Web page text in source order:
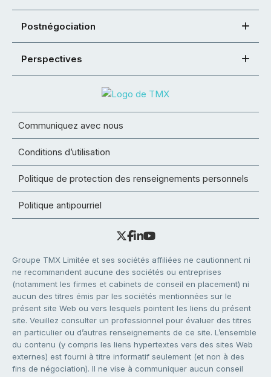
Postnégociation
Perspectives
Communiquez avec nous
Conditions d’utilisation
Politique de protection des renseignements personnels
Politique antipourriel
Groupe TMX Limitée et ses sociétés affiliées ne cautionnent ni
ne recommandent aucune des sociétés ou entreprises
(notamment les firmes et cabinets de conseil en placement) ni
aucun des titres émis par les sociétés mentionnées sur le
présent site Web ou vers lesquels pointent les liens du présent
site. Veuillez consulter un professionnel pour évaluer des titres
en particulier ou d’autres renseignements de ce site. L’ensemble
du contenu (y compris les liens hypertextes vers des sites Web
externes) est fourni à titre informatif seulement (et non à des
fins de négociation). Il ne vise à communiquer aucun conseil